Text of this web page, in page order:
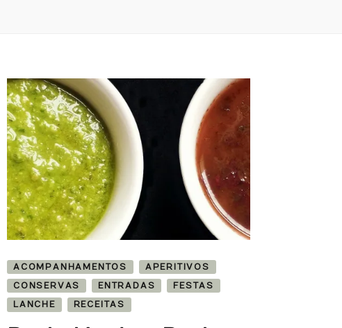
ACOMPANHAMENTOS
APERITIVOS
CONSERVAS
ENTRADAS
FESTAS
LANCHE
RECEITAS